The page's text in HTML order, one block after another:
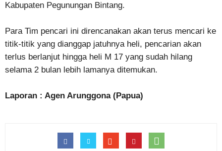
Kabupaten Pegunungan Bintang.
Para Tim pencari ini direncanakan akan terus mencari ke
titik-titik yang dianggap jatuhnya heli, pencarian akan
terlus berlanjut hingga heli M 17 yang sudah hilang
selama 2 bulan lebih lamanya ditemukan.
Laporan : Agen Arunggona (Papua)